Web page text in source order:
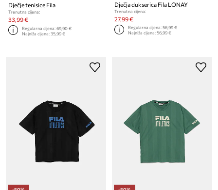
Dječje tenisice Fila
Trenutna cijena:
33,99 €
Regularna cijena:69,90 €
Najniža cijena:35,99 €
Dječja dukserica Fila LONAY
Trenutna cijena:
27,99 €
Regularna cijena:56,99 €
Najniža cijena:56,99 €